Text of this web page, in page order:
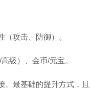
（攻击、防御）。
级）、金币/元宝。
、最基础的提升方式，